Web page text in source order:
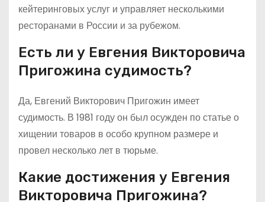
кейтеринговых услуг и управляет несколькими
ресторанами в России и за рубежом.
Есть ли у Евгения Викторовича
Пригожина судимость?
Да, Евгений Викторович Пригожин имеет
судимость. В 1981 году он был осужден по статье о
хищении товаров в особо крупном размере и
провел несколько лет в тюрьме.
Какие достижения у Евгения
Викторовича Пригожина?